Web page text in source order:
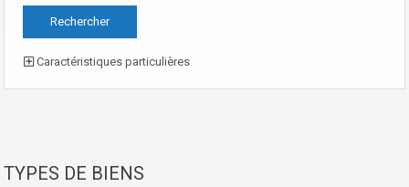
Caractéristiques particulières
TYPES DE BIENS